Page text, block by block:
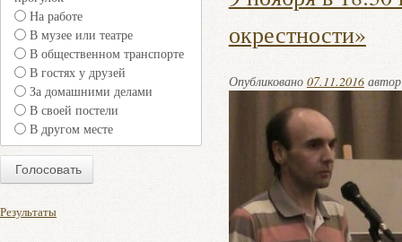
окрестности»
Опубликовано 07.11.2016
На работе
В музее или театре
В общественном транспорте
В гостях у друзей
За домашними делами
В своей постели
В другом месте
Результаты